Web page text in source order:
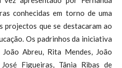
conhecidas em torno de uma
projectos que se destacaram ao
Os padrinhos da iniciativa
Abreu, Rita Mendes, João
Figueiras, Tânia Ribas de